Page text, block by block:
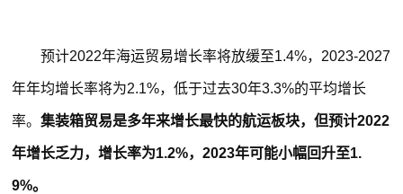
预计2022年海运贸易增长率将放缓至1.4%，2023-2027
年年均增长率将为2.1%，低于过去30年3.3%的平均增长
率。集装箱贸易是多年来增长最快的航运板块，但预计2022
年增长乏力，增长率为1.2%，2023年可能小幅回升至1.
9%。